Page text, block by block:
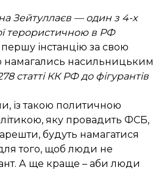
Зейтуллаєв — один з 4-х
терористичною в РФ
інстанцію за свою
намагались насильницьким
статті КК РФ до фігурантів
із такою политичною
яку провадить ФСБ,
будуть намагатися
того, щоб люди не
А ще краще – аби люди